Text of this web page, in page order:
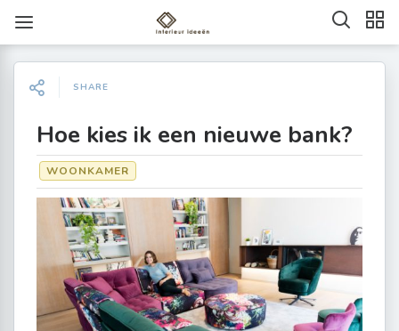
SHARE
Hoe kies ik een nieuwe bank?
WOONKAMER